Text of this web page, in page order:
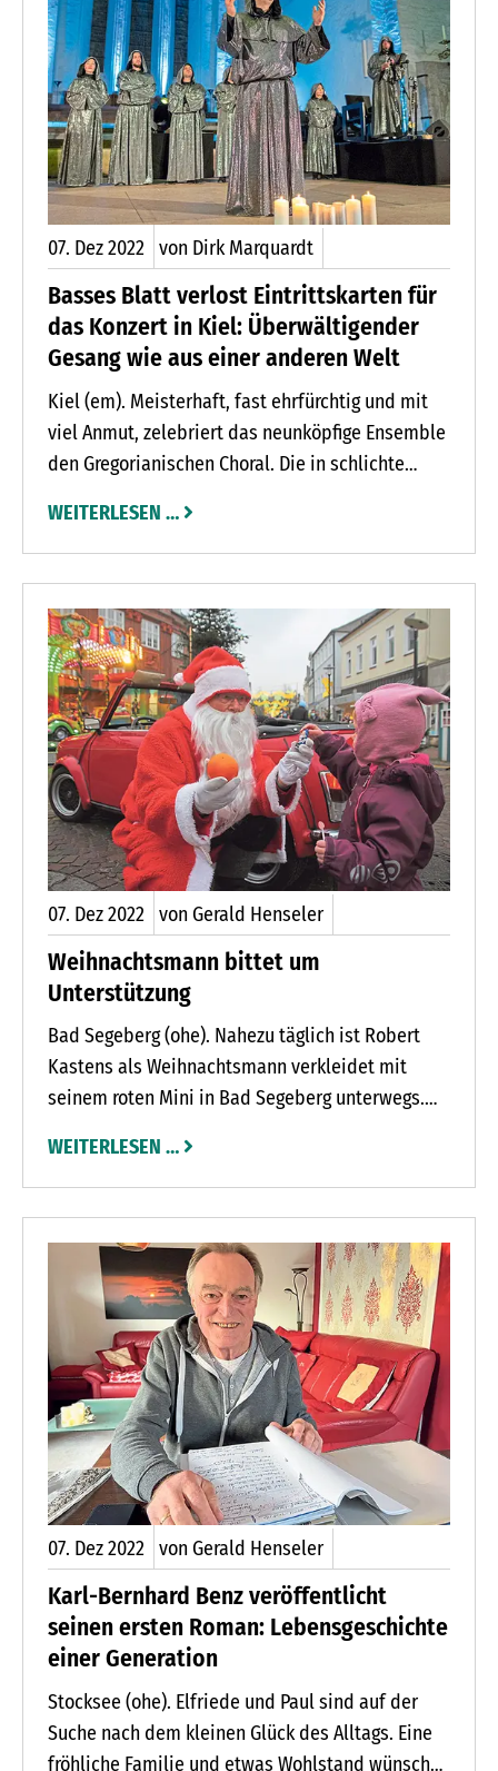
07. Dez2022 von Dirk Marquardt
Basses Blatt verlost Eintrittskarten für
das Konzert in Kiel: Überwältigender
Gesang wie aus einer anderen Welt
Kiel (em). Meisterhaft, fast ehrfürchtig und mit
viel Anmut, zelebriert das neunköpfige Ensemble
den Gregorianischen Choral. Die in schlichte
Chorsänger und Musiker verfügen über beste
Ausbildungen und jahrelange Konzerterfahrung.
Gregorian Grace gibt Konzerte in Neumünster am
Donnerstag, 29. Dezember, um 20 Uhr in der
Anscharkirche und in Kiel am Freitag, 30.
Dezember, um 16 und 20 Uhr in der Petruskirche.
WEITERLESEN …
07. Dez2022 von Gerald Henseler
Weihnachtsmann bittet um
Unterstützung
Bad Segeberg (ohe). Nahezu täglich ist Robert
Kastens als Weihnachtsmann verkleidet mit
seinem roten Mini in Bad Segeberg unterwegs.
Süßigkeiten, Apfelsinen oder Nüsse an die
Kinder. Mehrere hundert Geschenke hat Kastens
in diesem Jahr schon verteilt. „Ich kann nicht
alles aus eigener Tasche bezahlen“, sagt Kastens.
Deshalb bittet er um Unterstützung. Wer ihn
unterstützen möchte, sollte sich unter der
Rufnummer 01 76 /54 35 01 96 bei ihm melden.
Der Weihnachtsmann ist bei trockenem Wetter
täglich unterwegs.
WEITERLESEN …
07. Dez2022 von Gerald Henseler
Karl-Bernhard Benz veröffentlicht
seinen ersten Roman: Lebensgeschichte
einer Generation
Stocksee (ohe). Elfriede und Paul sind auf der
Suche nach dem kleinen Glück des Alltags. Eine
fröhliche Familie und etwas Wohlstand wünschen